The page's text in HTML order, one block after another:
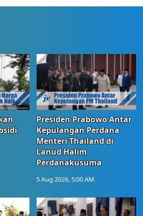
Presiden Prabowo Antar
Kepulangan Perdana
Menteri Thailand di
Lanud Halim
Perdanakusuma
5 Aug 2026, 5:00 AM